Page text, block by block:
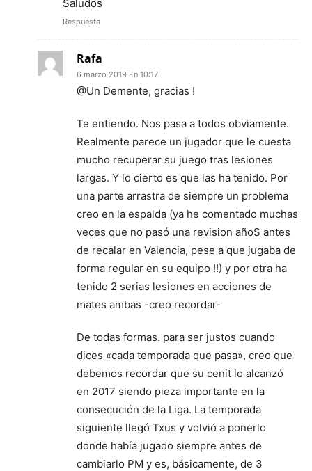
Saludos
Respuesta
Rafa
6 marzo 2019 En 10:17
@Un Demente, gracias !
Te entiendo. Nos pasa a todos obviamente.
Realmente parece un jugador que le cuesta
mucho recuperar su juego tras lesiones
largas. Y lo cierto es que las ha tenido. Por
una parte arrastra de siempre un problema
creo en la espalda (ya he comentado muchas
veces que no pasó una revision añoS antes
de recalar en Valencia, pese a que jugaba de
forma regular en su equipo !!) y por otra ha
tenido 2 serias lesiones en acciones de
mates ambas -creo recordar-
De todas formas. para ser justos cuando
dices «cada temporada que pasa», creo que
debemos recordar que su cenit lo alcanzó
en 2017 siendo pieza importante en la
consecución de la Liga. La temporada
siguiente llegó Txus y volvió a ponerlo
donde había jugado siempre antes de
cambiarlo PM y es, básicamente, de 3